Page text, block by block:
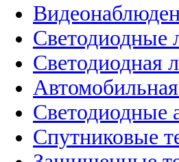
Светодиодные
Светодиодная
Светодиодные
Спутниковые